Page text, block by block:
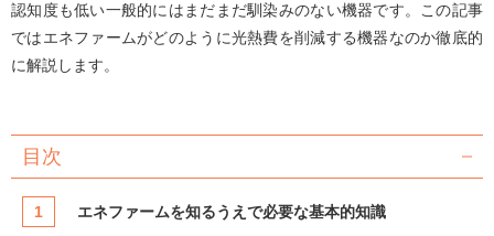
認知度も低い一般的にはまだまだ馴染みのない機器です。この記事
ではエネファームがどのように光熱費を削減する機器なのか徹底的
に解説します。
目次
1 エネファームを知るうえで必要な基本的知識